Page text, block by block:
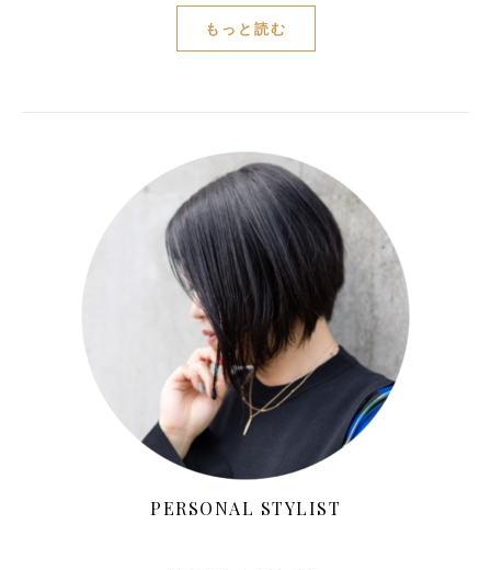
もっと読む
PERSONAL STYLIST